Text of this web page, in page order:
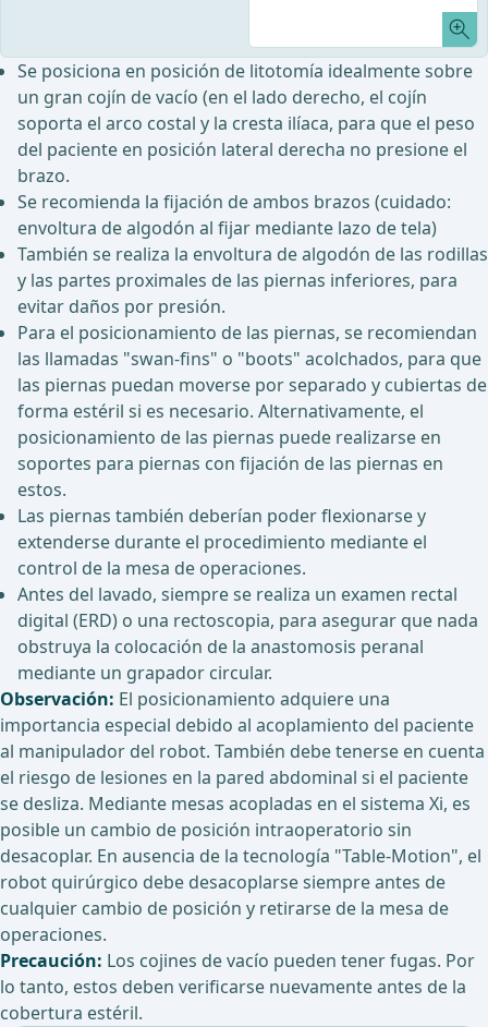
Se posiciona en posición de litotomía idealmente sobre
un gran cojín de vacío (en el lado derecho, el cojín
soporta el arco costal y la cresta ilíaca, para que el peso
del paciente en posición lateral derecha no presione el
brazo.
Se recomienda la fijación de ambos brazos (cuidado:
envoltura de algodón al fijar mediante lazo de tela)
También se realiza la envoltura de algodón de las rodillas
y las partes proximales de las piernas inferiores, para
evitar daños por presión.
Para el posicionamiento de las piernas, se recomiendan
las llamadas "swan-fins" o "boots" acolchados, para que
las piernas puedan moverse por separado y cubiertas de
forma estéril si es necesario. Alternativamente, el
posicionamiento de las piernas puede realizarse en
soportes para piernas con fijación de las piernas en
estos.
Las piernas también deberían poder flexionarse y
extenderse durante el procedimiento mediante el
control de la mesa de operaciones.
Antes del lavado, siempre se realiza un examen rectal
digital (ERD) o una rectoscopia, para asegurar que nada
obstruya la colocación de la anastomosis peranal
mediante un grapador circular.
Observación: El posicionamiento adquiere una
importancia especial debido al acoplamiento del paciente
al manipulador del robot. También debe tenerse en cuenta
el riesgo de lesiones en la pared abdominal si el paciente
se desliza. Mediante mesas acopladas en el sistema Xi, es
posible un cambio de posición intraoperatorio sin
desacoplar. En ausencia de la tecnología "Table-Motion", el
robot quirúrgico debe desacoplarse siempre antes de
cualquier cambio de posición y retirarse de la mesa de
operaciones.
Precaución: Los cojines de vacío pueden tener fugas. Por
lo tanto, estos deben verificarse nuevamente antes de la
cobertura estéril.